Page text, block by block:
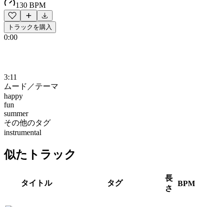
130 BPM
トラックを購入
0:00
3:11
ムード／テーマ
happy
fun
summer
その他のタグ
instrumental
似たトラック
タイトル タグ
長
さ
BPM